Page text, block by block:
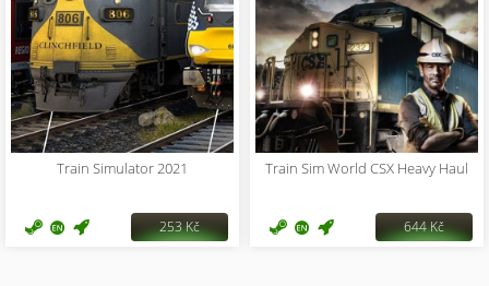
Train Simulator 2021
253 Kč
Train Sim World CSX Heavy Haul
644 Kč